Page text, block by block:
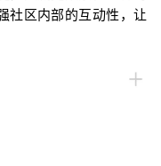
社区内部的互动性，让